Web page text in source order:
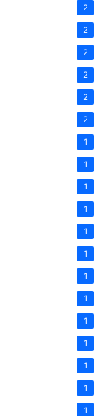
2
2
2
2
2
2
1
1
1
1
1
1
1
1
1
1
1
1
1